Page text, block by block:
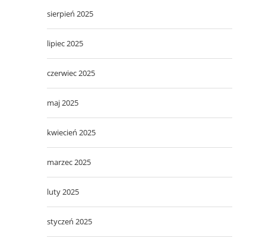
sierpień 2025
lipiec 2025
czerwiec 2025
maj 2025
kwiecień 2025
marzec 2025
luty 2025
styczeń 2025